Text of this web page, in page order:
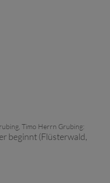
Timo Herrn Grubing:
beginnt (Flüsterwald,